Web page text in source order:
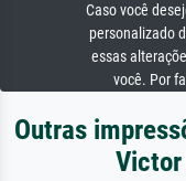
Caso você
personalizado
essas
você. Por
Outras
Victor